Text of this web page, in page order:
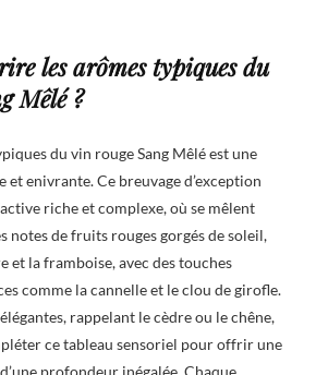
les arômes typiques du
Mêlé ?
du vin rouge Sang Mêlé est une
et enivrante. Ce breuvage d’exception
riche et complexe, où se mêlent
notes de fruits rouges gorgés de soleil,
et la framboise, avec des touches
comme la cannelle et le clou de girofle.
rappelant le cèdre ou le chêne,
ce tableau sensoriel pour offrir une
profondeur inégalée. Chaque